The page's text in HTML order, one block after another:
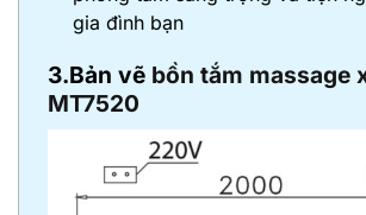
gia đình bạn
3.Bản vẽ bồn tắm massage
MT7520